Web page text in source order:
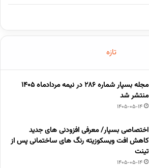
تازه
مجله بسپار شماره 286 در نیمه مردادماه 1405
منتشر شد
1405-05-14
اختصاصی بسپار/ معرفی افزودنی های جدید
کاهش افت ویسکوزیته رنگ های ساختمانی پس از
تینت
1405-05-14